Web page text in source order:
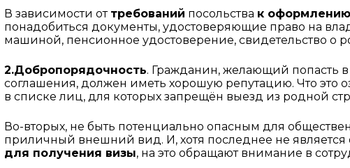
В зависимости от требований посольства к
понадобиться документы, удостоверяющие право на
машиной, пенсионное удостоверение, свидетельство о
2.Добропорядочность. Гражданин, желающий попасть в
соглашения, должен иметь хорошую репутацию. Что это
в списке лиц, для которых запрещён выезд из родной
Во-вторых, не быть потенциально опасным для
приличный внешний вид. И, хотя последнее не
для получения визы, на это обращают внимание в